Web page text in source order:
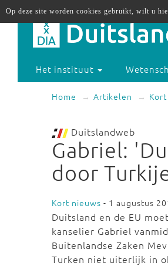
Het instituut
Home Artikelen
Duitslandweb
Gabriel:
door
Kort nieuws - 1 augustus
Duitsland en de EU
kanselier Gabriel
Buitenlandse Zaken
Turken niet uiterlijk in
Op deze site worden cookies gebruikt, wilt u